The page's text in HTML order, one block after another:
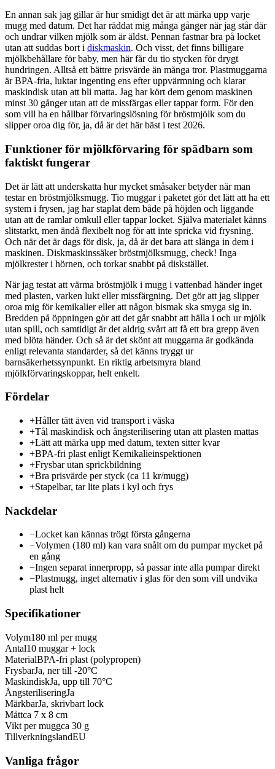
En annan sak jag gillar är hur smidigt det är att märka upp varje
mugg med datum. Det har räddat mig många gånger när jag står där
och undrar vilken mjölk som är äldst. Pennan fastnar bra på locket
utan att suddas bort i diskmaskin. Och visst, det finns billigare
mjölkbehållare för baby, men här får du tio stycken för drygt
hundringen. Alltså ett bättre prisvärde än många tror. Plastmuggarna
är BPA-fria, luktar ingenting ens efter uppvärmning och klarar
maskindisk utan att bli matta. Jag har kört dem genom maskinen
minst 30 gånger utan att de missfärgas eller tappar form. För den
som vill ha en hållbar förvaringslösning för bröstmjölk som du
slipper oroa dig för, ja, då är det här bäst i test 2026.
Funktioner för mjölkförvaring för spädbarn som
faktiskt fungerar
Det är lätt att underskatta hur mycket småsaker betyder när man
testar en bröstmjölksmugg. Tio muggar i paketet gör det lätt att ha ett
system i frysen, jag har staplat dem både på höjden och liggande
utan att de ramlar omkull eller tappar locket. Själva materialet känns
slitstarkt, men ändå flexibelt nog för att inte spricka vid frysning.
Och när det är dags för disk, ja, då är det bara att slänga in dem i
maskinen. Diskmaskinssäker bröstmjölksmugg, check! Inga
mjölkrester i hörnen, och torkar snabbt på diskstället.
När jag testat att värma bröstmjölk i mugg i vattenbad händer inget
med plasten, varken lukt eller missfärgning. Det gör att jag slipper
oroa mig för kemikalier eller att någon bismak ska smyga sig in.
Bredden på öppningen gör att det går snabbt att hälla i och ur mjölk
utan spill, och samtidigt är det aldrig svårt att få ett bra grepp även
med blöta händer. Och så är det skönt att muggarna är godkända
enligt relevanta standarder, så det känns tryggt ur
barnsäkerhetssynpunkt. En riktig arbetsmyra bland
mjölkförvaringskoppar, helt enkelt.
Fördelar
+Håller tätt även vid transport i väska
+Tål maskindisk och ångsterilisering utan att plasten mattas
+Lätt att märka upp med datum, texten sitter kvar
+BPA-fri plast enligt Kemikalieinspektionen
+Frysbar utan sprickbildning
+Bra prisvärde per styck (ca 11 kr/mugg)
+Stapelbar, tar lite plats i kyl och frys
Nackdelar
−Locket kan kännas trögt första gångerna
−Volymen (180 ml) kan vara snålt om du pumpar mycket på
en gång
−Ingen separat innerpropp, så passar inte alla pumpar direkt
−Plastmugg, inget alternativ i glas för den som vill undvika
plast helt
Specifikationer
Volym180 ml per mugg
Antal10 muggar + lock
MaterialBPA-fri plast (polypropen)
FrysbarJa, ner till -20°C
MaskindiskJa, upp till 70°C
ÅngsteriliseringJa
MärkbarJa, skrivbart lock
Måttca 7 x 8 cm
Vikt per muggca 30 g
TillverkningslandEU
Vanliga frågor